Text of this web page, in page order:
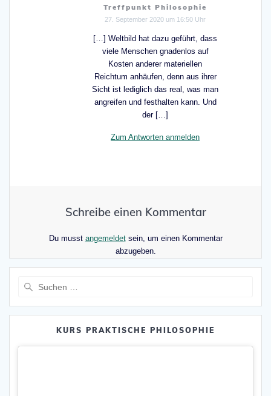
Treffpunkt Philosophie
27. September 2020 um 16:50 Uhr
[…] Weltbild hat dazu geführt, dass
viele Menschen gnadenlos auf
Kosten anderer materiellen
Reichtum anhäufen, denn aus ihrer
Sicht ist lediglich das real, was man
angreifen und festhalten kann. Und
der […]
Zum Antworten anmelden
Schreibe einen Kommentar
Du musst angemeldetsein, um einen Kommentar
abzugeben.
KURS PRAKTISCHE PHILOSOPHIE